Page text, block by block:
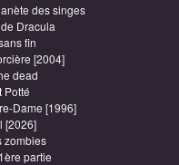
des singes
Dracula
fin
[2004]
dead
Potté
Dame [1996]
[2026]
zombies
partie